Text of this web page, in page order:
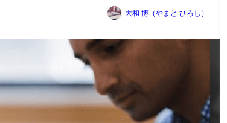
大和 博（やまと ひろし）